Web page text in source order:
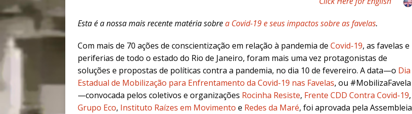
Esta é a nossa mais recente matéria sobrea Covid-19 e seus impactos sobre as favelas.
Com mais de 70 ações de conscientização em relação à pandemia de Covid-19, as favelas e
periferias de todo o estado do Rio de Janeiro, foram mais uma vez protagonistas de
soluções e propostas de políticas contra a pandemia, no dia 10 de fevereiro. A data—o Dia
Estadual de Mobilização para Enfrentamento da Covid-19 nas Favelas, ou #MobilizaFavela
—convocada pelos coletivos e organizações Rocinha Resiste, Frente CDD Contra Covid-19,
Grupo Eco, Instituto Raízes em Movimento e Redes da Maré, foi aprovada pela Assembleia